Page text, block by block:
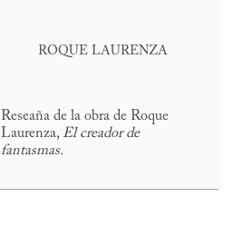
ROQUE LAURENZA
Reseaña de la obra de Roque
Laurenza, El creador de
fantasmas.